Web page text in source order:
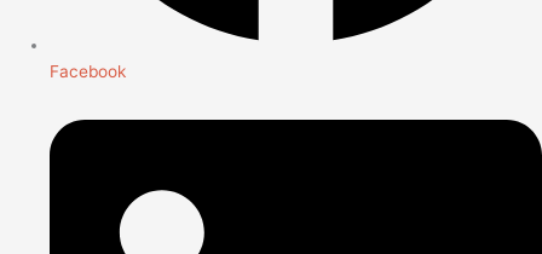
Facebook